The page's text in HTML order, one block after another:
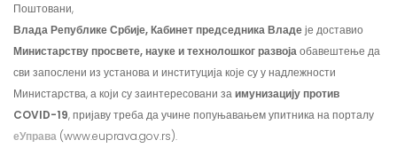
Поштовани,
Влада Републике Србије, Кабинет председника Владеје доставио
Министарству просвете, науке и технолошког развојаобавештење да
сви запослени из установа и институција које су у надлежности
Министарства, а који су заинтересовани заимунизацију против
COVID-19, пријаву треба да учине попуњавањем упитника на порталу
еУправа (www.euprava.gov.rs).